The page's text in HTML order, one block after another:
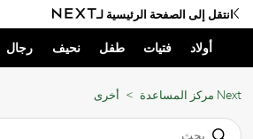
انتقل إلى الصفحة الرئيسية لـ
أولاد فتيات طفل نحيف رجال
Next مركز المساعدة أخرى